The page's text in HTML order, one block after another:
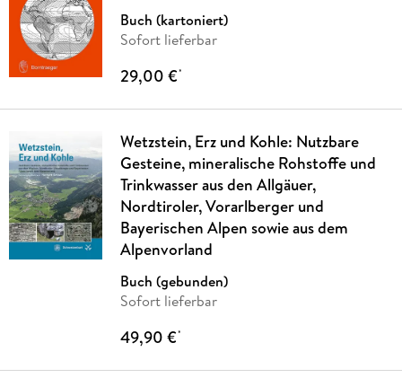
Buch (kartoniert)
Sofort lieferbar
29,00 €*
Wetzstein, Erz und Kohle: Nutzbare
Gesteine, mineralische Rohstoffe und
Trinkwasser aus den Allgäuer,
Nordtiroler, Vorarlberger und
Bayerischen Alpen sowie aus dem
Alpenvorland
Buch (gebunden)
Sofort lieferbar
49,90 €*